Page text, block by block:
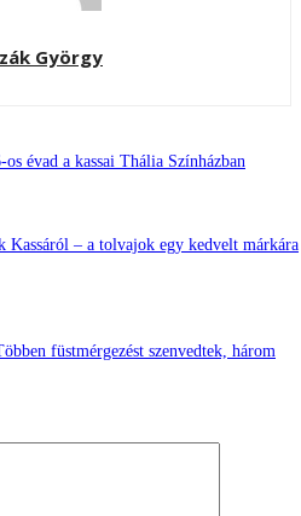
György
évad a kassai Thália Színházban
Kassáról – a tolvajok egy kedvelt márkára
füstmérgezést szenvedtek, három